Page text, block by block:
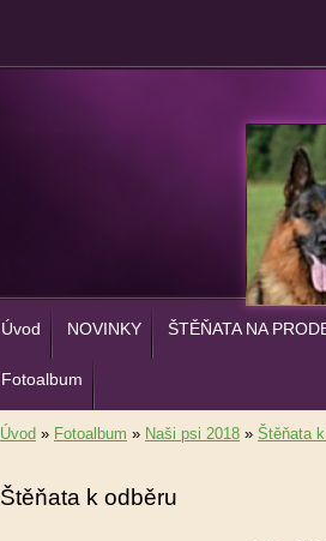
Úvod NOVINKY ŠTĚŇATA NA
Fotoalbum
Úvod » Fotoalbum » Naši psi 2018 » Štěňata
Štěňata k odběru